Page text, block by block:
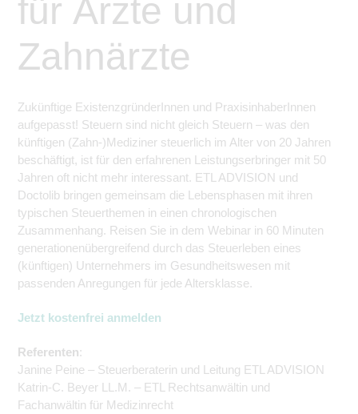
für Ärzte und
Zahnärzte
Zukünftige ExistenzgründerInnen und PraxisinhaberInnen
aufgepasst! Steuern sind nicht gleich Steuern – was den
künftigen (Zahn-)Mediziner steuerlich im Alter von 20 Jahren
beschäftigt, ist für den erfahrenen Leistungserbringer mit 50
Jahren oft nicht mehr interessant. ETL ADVISION und
Doctolib bringen gemeinsam die Lebensphasen mit ihren
typischen Steuerthemen in einen chronologischen
Zusammenhang. Reisen Sie in dem Webinar in 60 Minuten
generationenübergreifend durch das Steuerleben eines
(künftigen) Unternehmers im Gesundheitswesen mit
passenden Anregungen für jede Altersklasse.
Jetzt kostenfrei anmelden
Referenten:
Janine Peine – Steuerberaterin und Leitung ETL ADVISION
Katrin-C. Beyer LL.M. – ETL Rechtsanwältin und
Fachanwältin für Medizinrecht